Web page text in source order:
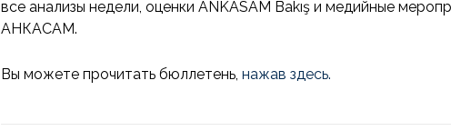
все анализы недели, оценки ANKASAM Bakış и медийные
АНКАСАМ.
Вы можете прочитать бюллетень, нажав здесь.